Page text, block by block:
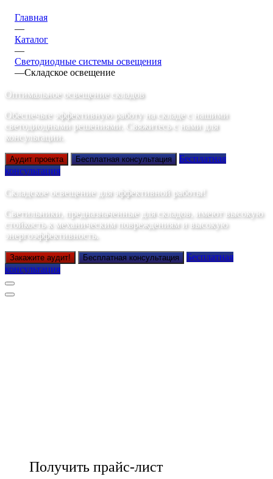
Главная
—
Каталог
—
Светодиодные системы освещения
—Складское освещение
Оптимальное освещение складов
Обеспечьте эффективную работу на складе с нашими
светодиодными решениями. Свяжитесь с нами для
консультации.
Аудит проекта Бесплатная консультация
Бесплатная
консультация
Складское освещение для эффективной работы!
Светильники, предназначенные для складов, имеют высокую
стойкость к механическим повреждениям и высокую
энергоэффективность.
Закажите аудит! Бесплатная консультация
Бесплатная
консультация
Получить прайс-лист